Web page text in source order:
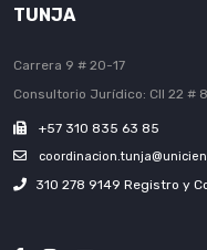
TUNJA
Carrera 9 # 20-17
Consultorio Jurídico: Cll 22 #
+57 310 835 63 85
310 278 9149 Registro y